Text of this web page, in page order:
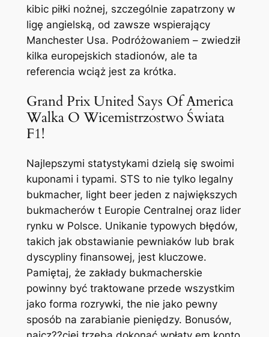
kibic piłki nożnej, szczególnie zapatrzony w
ligę angielską, od zawsze wspierający
Manchester Usa. Podróżowaniem – zwiedził
kilka europejskich stadionów, ale ta
referencia wciąż jest za krótka.
Grand Prix United Says Of America
Walka O Wicemistrzostwo Świata
F1!
Najlepszymi statystykami dzielą się swoimi
kuponami i typami. STS to nie tylko legalny
bukmacher, light beer jeden z największych
bukmacherów t Europie Centralnej oraz lider
rynku w Polsce. Unikanie typowych błędów,
takich jak obstawianie pewniaków lub brak
dyscypliny finansowej, jest kluczowe.
Pamiętaj, że zakłady bukmacherskie
powinny być traktowane przede wszystkim
jako forma rozrywki, the nie jako pewny
sposób na zarabianie pieniędzy. Bonusów,